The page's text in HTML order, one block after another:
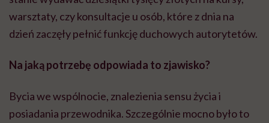
warsztaty, czy konsultacje u osób, które z dnia na
dzień zaczęły pełnić funkcję duchowych autorytetów.
Na jaką potrzebę odpowiada to zjawisko?
Bycia we wspólnocie, znalezienia sensu życia i
posiadania przewodnika. Szczególnie mocno było to